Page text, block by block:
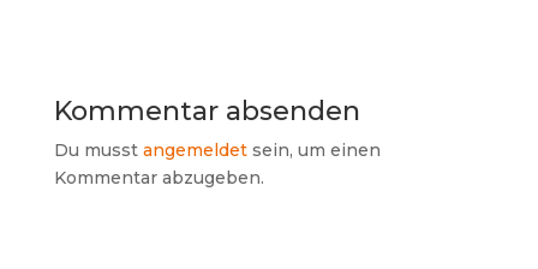
Kommentar absenden
Du musst angemeldetsein, um einen
Kommentar abzugeben.